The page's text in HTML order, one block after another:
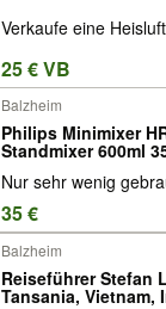
Verkaufe eine
25 € VB
Balzheim
Philips Minimixer
Standmixer 600ml
Nur sehr wenig
35 €
Balzheim
Reiseführer Stefan
Tansania, Vietnam,